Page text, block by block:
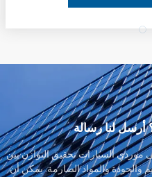
لنا رسالة
موردي السيارات تحقيق التوازن بين
والجودة والمواد الصارمة. يمكن أن